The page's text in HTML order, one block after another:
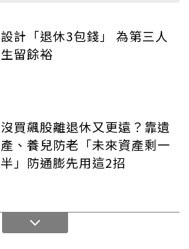
設計「退休3包錢」 為第三人
生留餘裕
沒買飆股離退休又更遠？靠遺
產、養兒防老「未來資產剩一
半」防通膨先用這2招